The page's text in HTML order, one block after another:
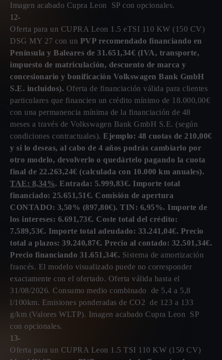
Imagen acabado Cupra Leon SP con opcionales.
12-
Oferta para un CUPRA Leon 1.5 eTSI 110 KW (150 CV)
DSG MY 27 con un PVP recomendado financiando en
Península y Baleares de 31.651,34€ (IVA, transporte,
impuesto de matriculación, descuento de marca y
concesionario y bonificación Volkswagen Bank GmbH
S.E. incluidos). Oferta de financiación válida para clientes
particulares que financien un crédito mínimo de 18.000,00€
con una permanencia mínima de la financiación de 48
meses a través de Volkswagen Bank GmbH S.E. (según
condiciones contractuales). Ejemplo: 48 cuotas de 210,00€
y si lo deseas, al cabo de 4 años podrás cambiarlo por
otro modelo, devolverlo o quedártelo pagando la cuota
final de 22.263,24€ (calculada con 10.000 km anuales).
TAE: 8,34%. Entrada: 5.999,83€. Importe total
financiado: 25.651,51€. Comisión de apertura
CONTADO: 3,50% (897,80€). TIN: 6,95%. Importe de
los intereses: 6.691,73€. Coste total del crédito:
7.589,53€. Importe total adeudado: 33.241,04€. Precio
total a plazos: 39.240,87€. Precio al contado: 32.501,34€.
Precio financiando 31.651,34€. Sistema de amortización
francés. El modelo visualizado puede no corresponder
exactamente con el ofertado. Oferta válida hasta el
31/08/2026. Consumo medio combinado de 5,4 a 5,8
l/100km. Emisiones ponderadas de CO2 de 123 a 133
g/km (Valores WLTP). Imagen acabado Cupra Leon SP
con opcionales.
13-
Oferta para un CUPRA Leon 1.5 TSI 110 KW (150 CV)